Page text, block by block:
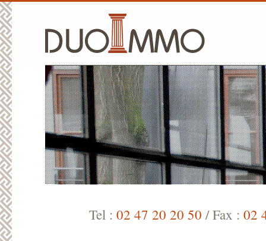
Tel : 02 47 20 20 50 / Fax : 02